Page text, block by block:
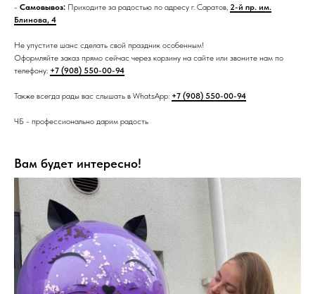
- Самовывоз: Приходите за радостью по адресу г. Саратов, 2-й пр. им.
Блинова, 4
Не упустите шанс сделать свой праздник особенным!
Оформляйте заказ прямо сейчас через корзину на сайте или звоните нам по
телефону: +7 (908) 550-00-94
Также всегда рады вас слышать в WhatsApp: +7 (908) 550-00-94
ЧБ - профессионально дарим радость
Вам будет интересно!